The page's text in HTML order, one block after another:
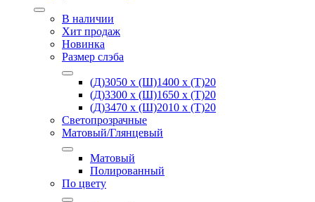
В наличии
Хит продаж
Новинка
Размер слэба
(Д)3050 х (Ш)1400 х (Т)20
(Д)3300 х (Ш)1650 х (Т)20
(Д)3470 х (Ш)2010 х (Т)20
Светопрозрачные
Матовый/Глянцевый
Матовый
Полированный
По цвету